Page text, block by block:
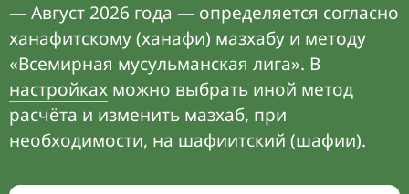
— Август 2026 года — определяется согласно
ханафитскому (ханафи) мазхабу и методу
«Всемирная мусульманская лига». В
настройках можно выбрать иной метод
расчёта и изменить мазхаб, при
необходимости, на шафиитский (шафии).